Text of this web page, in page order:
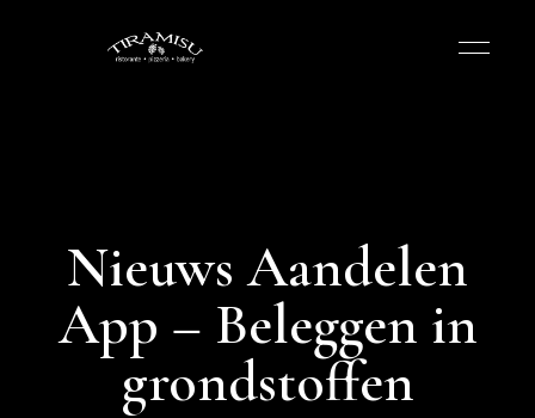
Nieuws Aandelen
App – Beleggen in
grondstoffen